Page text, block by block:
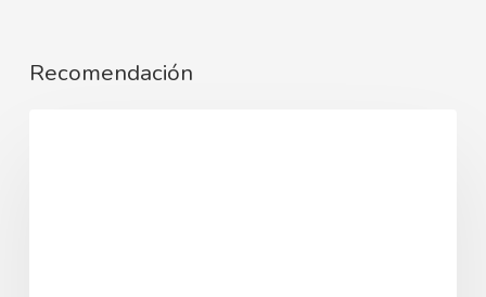
Recomendación